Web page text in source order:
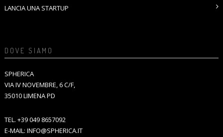
LANCIA UNA STARTUP
DOVE SIAMO
SPHERICA
VIA IV NOVEMBRE, 6 C/F,
35010 LIMENA PD
TEL. +39 049 8657092
E-MAIL: INFO@SPHERICA.IT